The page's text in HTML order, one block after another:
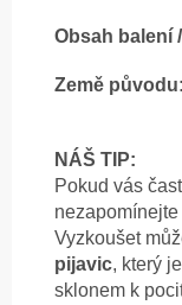
Obsah balení
Země původu:
NÁŠ TIP:
Pokud vás
Vyzkoušet
pijavic, který
sklonem k